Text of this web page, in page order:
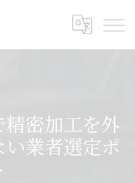
密加工を外
業者選定ポ